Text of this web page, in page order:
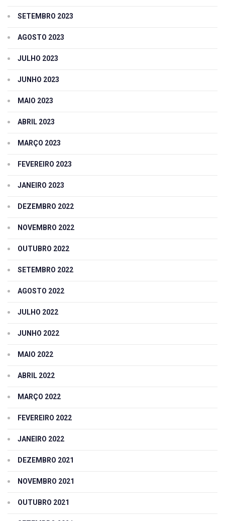
SETEMBRO 2023
AGOSTO 2023
JULHO 2023
JUNHO 2023
MAIO 2023
ABRIL 2023
MARÇO 2023
FEVEREIRO 2023
JANEIRO 2023
DEZEMBRO 2022
NOVEMBRO 2022
OUTUBRO 2022
SETEMBRO 2022
AGOSTO 2022
JULHO 2022
JUNHO 2022
MAIO 2022
ABRIL 2022
MARÇO 2022
FEVEREIRO 2022
JANEIRO 2022
DEZEMBRO 2021
NOVEMBRO 2021
OUTUBRO 2021